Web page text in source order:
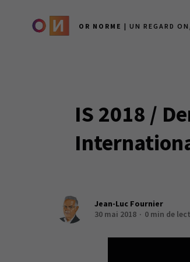
OR NORME | UN REGARD
IS 2018 /
Jean-Luc Fournier
30 mai 2018
0 min de